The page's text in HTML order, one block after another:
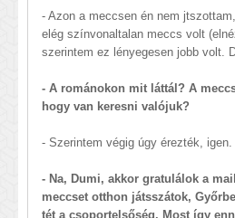
- Azon a meccsen én nem
elég színvonaltalan meccs volt
szerintem ez lényegesen jobb volt.
- A románokon mit láttál? A
hogy van keresni valójuk?
- Szerintem végig úgy érezték, igen.
- Na, Dumi, akkor gratulálok a
meccset otthon játsszátok,
tét a csoportelsőség. Most így